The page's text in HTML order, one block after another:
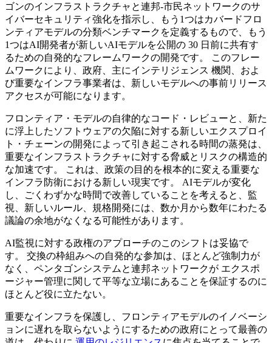
ゴンのインフラストラクチャと連邦-市民ネットワークのサ
イバーセキュリティ強化を指示し、もう1つはカバードフロ
ンティアモデルの分類ベンチマークを定義するもので、もう
1つはAI開発者が新しいAIモデルを公開の 30 日前に共有す
るための自発的なフレームワークの開発です。 このフレー
ムワークにより、政府、主にインテリジェンス 機関、およ
び重要なインフラ事業者は、新しいモデルへの事前リリース
アクセスが可能になります。
フロンティア・モデルの自律的なコード・レビューと、新た
に浮上したソフトウェアの欠陥に対する新しいエクスプロイ
ト・チェーンの開発によって引き起こされる時間の蒸発は、
重要なインフラストラクチャに対する脅威とリスクの構造的
な加速です。 これは、政策の目的を根本的に変える重要な
インフラ防衛における新しい現実です。 AIモデルが変化
し、ごくわずかな時間で改善していることを考えると、監
視、新しいルール、規格開発には、数か月から数年にわたる
議論の余地がなくなる可能性があります。
AI監視に対する政権のアプローチのこのシフトは妥協で
す。 交換の枠組みへの自発的な参加は、ほとんど強制力が
なく、ペンタゴンシステムと連邦ネットワークが エクスポ
ージャー管理に関して平等な立場にあることを保証するのに
ほとんど役に立たない。
重要なインフラを保護し、フロンティアモデルのイノベーシ
ョンに遅れを取らないようにするための政府にとって最善の